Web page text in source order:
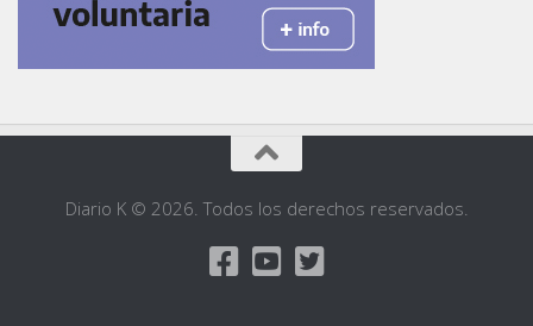
Diario K © 2026. Todos los derechos reservados.